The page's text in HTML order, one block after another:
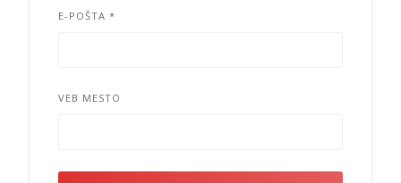
E-POŠTA *
VEB MESTO